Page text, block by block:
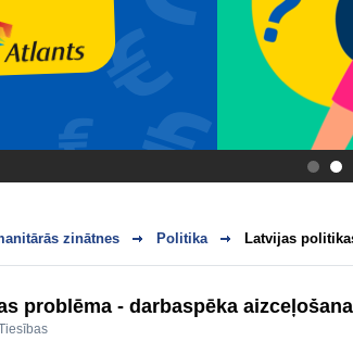
.
zinātnes Politika Latvijas
problēma - darbaspēka